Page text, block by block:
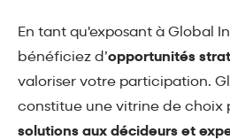
En tant qu'exposant à Global
bénéficiez d’opportunités
valoriser votre participation.
constitue une vitrine de choix
solutions aux décideurs et